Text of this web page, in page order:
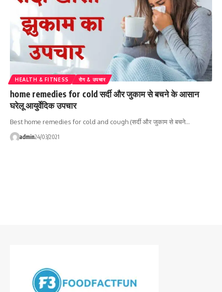
HEALTH & FITNESS रोग & उपचार
home remedies for cold सर्दी और जुकाम से बचने के आसान
घरेलू आयुर्वेदिक उपचार
Best home remedies for cold and cough (सर्दी और जुकाम से बचने…
admin24/03/2021